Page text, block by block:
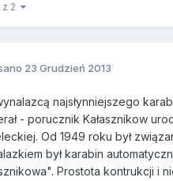
z 2
23 Grudzień 2013
najsłynniejszego
- porucznik Kałasznikow
Od 1949 roku był
był karabin
Prostota kontrukcji i